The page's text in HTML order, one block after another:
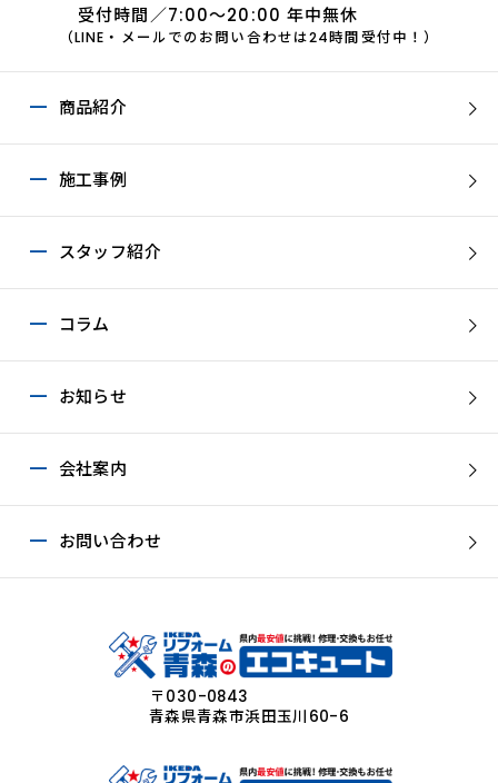
受付時間／7:00～20:00 年中無休
（LINE・メールでのお問い合わせは24時間受付中！）
商品紹介
施工事例
スタッフ紹介
コラム
お知らせ
会社案内
お問い合わせ
〒030-0843
青森県青森市浜田玉川60-6